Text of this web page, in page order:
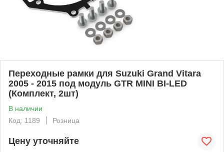
Переходные рамки для Suzuki Grand Vitara
2005 - 2015 под модуль GTR MINI BI-LED
(Комплект, 2шт)
В наличии
Код: 1189
Розница
Цену уточняйте